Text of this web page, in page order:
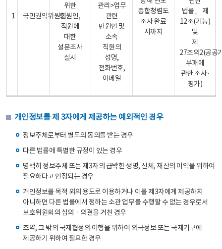
1 국민권익위원회
위한
민원인,
직원에
대한
설문조사
실시
관리>업무
관련
민원인 및
소속
직원의
성명,
전화번호,
이메일
종합청렴도
조사 완료
시까지
법률」 제
12조(기능)
및
제
27조의2(공공
부패에
관한 조사·
평가)
개인정보를 제 3자에게 제공하는 예외적인 경우
정보주체로부터 별도의 동의를 받는 경우
다른 법률에 특별한 규정이 있는 경우
명백히 정보주체 또는 제3자의 급박한 생명, 신체, 재산의 이익을 위하여
필요하다고 인정되는 경우
개인정보를 목적 외의 용도로 이용하거나 이를 제3자에게 제공하지
아니하면 다른 법률에서 정하는 소관 업무를 수행할 수 없는 경우로서
보호위원회의 심의ㆍ의결을 거친 경우
조약, 그 밖의 국제협정의 이행을 위하여 외국정보 또는 국제기구에
제공하기 위하여 필요한 경우